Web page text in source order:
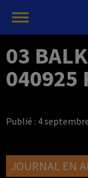
03
040925
Publié : 4
JOURNAL EN